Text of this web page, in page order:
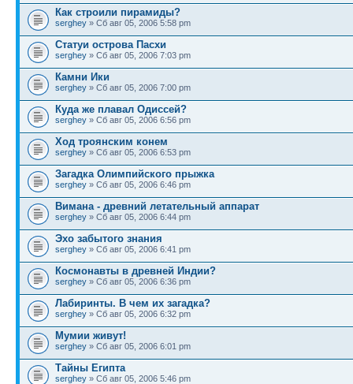
Как строили пирамиды?
serghey » Сб авг 05, 2006 5:58 pm
Статуи острова Пасхи
serghey » Сб авг 05, 2006 7:03 pm
Камни Ики
serghey » Сб авг 05, 2006 7:00 pm
Куда же плавал Одиссей?
serghey » Сб авг 05, 2006 6:56 pm
Ход троянским конем
serghey » Сб авг 05, 2006 6:53 pm
Загадка Олимпийского прыжка
serghey » Сб авг 05, 2006 6:46 pm
Вимана - древний летательный аппарат
serghey » Сб авг 05, 2006 6:44 pm
Эхо забытого знания
serghey » Сб авг 05, 2006 6:41 pm
Космонавты в древней Индии?
serghey » Сб авг 05, 2006 6:36 pm
Лабиринты. В чем их загадка?
serghey » Сб авг 05, 2006 6:32 pm
Мумии живут!
serghey » Сб авг 05, 2006 6:01 pm
Тайны Египта
serghey » Сб авг 05, 2006 5:46 pm